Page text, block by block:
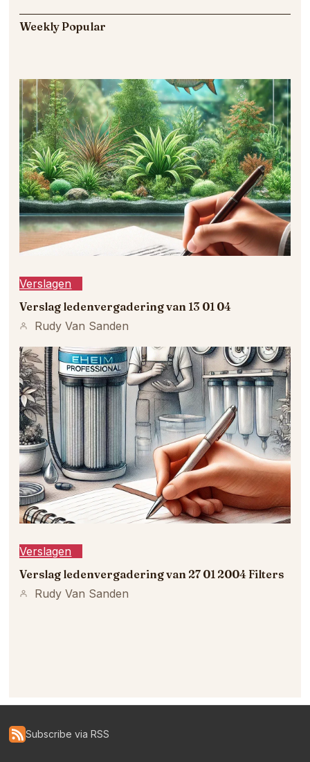
Weekly Popular
Verslagen
Verslag ledenvergadering van 13 01 04
Rudy Van Sanden
Verslagen
Verslag ledenvergadering van 27 01 2004 Filters
Rudy Van Sanden
Subscribe via RSS